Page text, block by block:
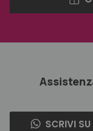
SCRIVI